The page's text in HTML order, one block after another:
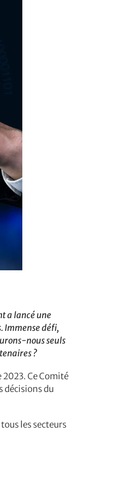
a lancé une
Immense défi,
nous seuls
?
Ce Comité
décisions du
les secteurs